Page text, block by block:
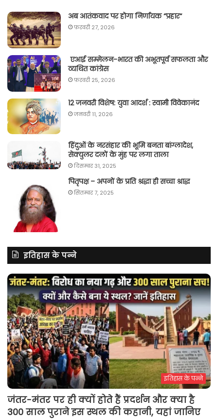
अब आतंकवाद पर होगा निर्णायक “प्रहार“
फ़रवरी 27, 2026
एआई सम्मेलन-भारत की अभूतपूर्व सफलता और
व्यथित कांग्रेस
फ़रवरी 25, 2026
12 जनवरी विशेष: युवा आदर्श : स्वामी विवेकानंद
जनवरी 11, 2026
हिंदुओं के नरसंहार की भूमि बनता बांग्लादेश,
सेक्युलर दलों के मुंह पर लगा ताला
दिसम्बर 31, 2025
पितृपक्ष – अपनों के प्रति श्रद्धा ही सच्चा श्राद्ध
सितम्बर 7, 2025
इतिहास के पन्ने
इतिहास के पन्ने
जंतर-मंतर पर ही क्यों होते हैं प्रदर्शन और क्या है
300 साल पुराने इस स्थल की कहानी, यहां जानिए